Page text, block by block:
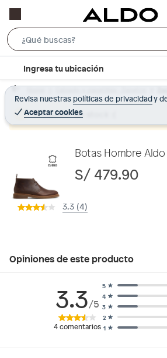
e
r
c
B
r
c
t
Ingresa tu ubicación
Revisa nuestras políticas de privacidady
Aceptar cookies
Home Calzado y zapatillas - Zapatos
Producto sin stock :(
Botas Hombre Aldo
S/ 479.90
3.3 (4)
Opiniones de este producto
3.3/5
4 comentarios 1
2
3
4
5